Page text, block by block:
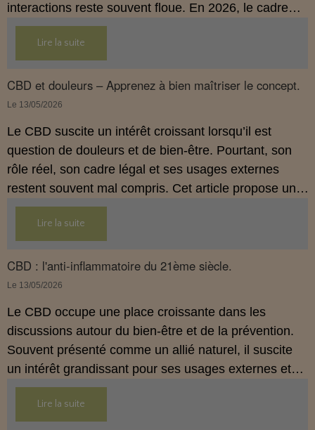
interactions reste souvent floue. En 2026, le cadre
légal français impose des règles strictes : seuls les
usages externes du CBD sont autorisés. Cet article
propose une mise au point claire et accessible pour
comprendre comment le CBD s’inscrit dans une
démarche de prévention, sans ingestion et sans
Lire la suite
CBD et douleurs – Apprenez à bien maîtriser le concept.
Le 13/05/2026
Le CBD suscite un intérêt croissant lorsqu’il est
question de douleurs et de bien‑être. Pourtant, son
rôle réel, son cadre légal et ses usages externes
restent souvent mal compris. Cet article propose une
mise au point claire, moderne et conforme à la
réglementation française de 2026, afin de mieux
comprendre comment le CBD s’intègre dans une
approche globale de prévention.
Lire la suite
CBD : l'anti-inflammatoire du 21ème siècle.
Le 13/05/2026
Le CBD occupe une place croissante dans les
discussions autour du bien‑être et de la prévention.
Souvent présenté comme un allié naturel, il suscite
un intérêt grandissant pour ses usages externes et
son interaction avec le système endocannabinoïde.
Cet article propose une mise au point claire, moderne
et conforme à la réglementation française de 2026.
Lire la suite